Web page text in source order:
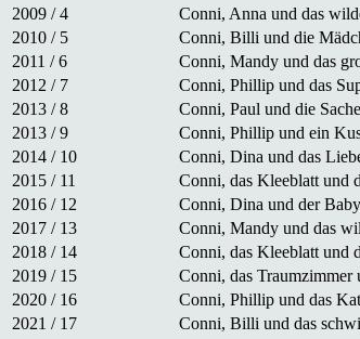
2009 / 4
Conni, Anna und das
2010 / 5
Conni, Billi und die
2011 / 6
Conni, Mandy und das
2012 / 7
Conni, Phillip und das
2013 / 8
Conni, Paul und die
2013 / 9
Conni, Phillip und ein
2014 / 10
Conni, Dina und das
2015 / 11
Conni, das Kleeblatt und
2016 / 12
Conni, Dina und der
2017 / 13
Conni, Mandy und das
2018 / 14
Conni, das Kleeblatt und
2019 / 15
Conni, das Traumzimmer
2020 / 16
Conni, Phillip und das
2021 / 17
Conni, Billi und das